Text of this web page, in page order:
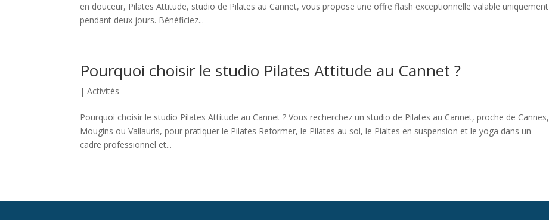
en douceur, Pilates Attitude, studio de Pilates au Cannet, vous propose une offre flash exceptionnelle valable uniquement
pendant deux jours. Bénéficiez...
Pourquoi choisir le studio Pilates Attitude au Cannet ?
|Activités
Pourquoi choisir le studio Pilates Attitude au Cannet ? Vous recherchez un studio de Pilates au Cannet, proche de Cannes,
Mougins ou Vallauris, pour pratiquer le Pilates Reformer, le Pilates au sol, le Pialtes en suspension et le yoga dans un
cadre professionnel et...